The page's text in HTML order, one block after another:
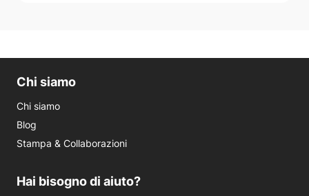
Chi siamo
Chi siamo
Blog
Stampa & Collaborazioni
Hai bisogno di aiuto?